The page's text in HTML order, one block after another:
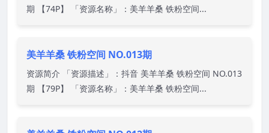
期 【74P】 「资源名称」：美羊羊桑 铁粉空间...
美羊羊桑 铁粉空间 NO.013期
资源简介 「资源描述」：抖音 美羊羊桑 铁粉空间 NO.013
期 【79P】 「资源名称」：美羊羊桑 铁粉空间...